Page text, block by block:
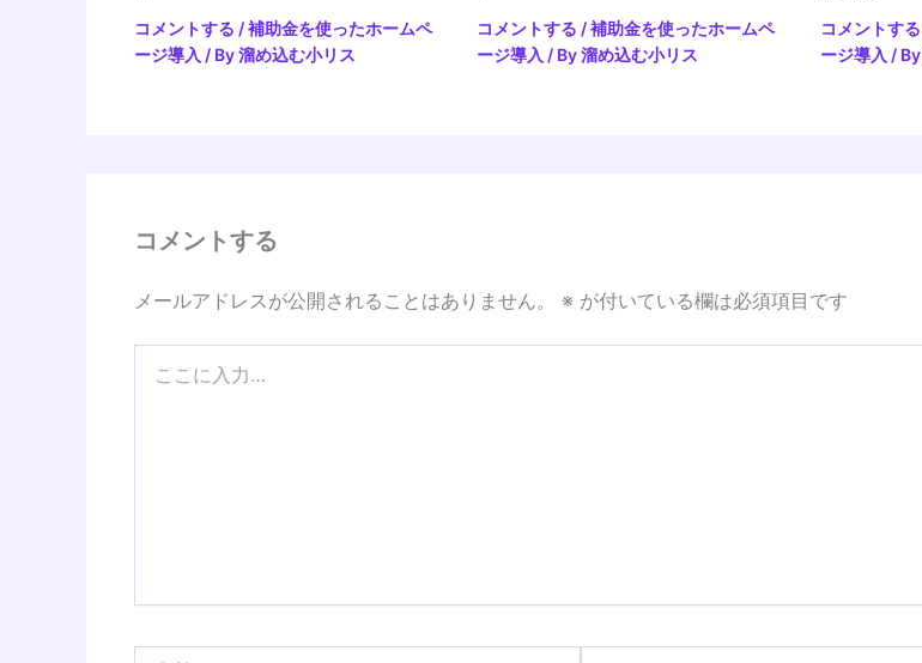
コメントする /補助金を使ったホームペ
ージ導入 / By溜め込む小リス
コメントする /補助金を使ったホームペ
ージ導入 / By溜め込む小リス
コメントする
ージ導入 / By
コメントする
メールアドレスが公開されることはありません。 ※ が付いている欄は必須項目です